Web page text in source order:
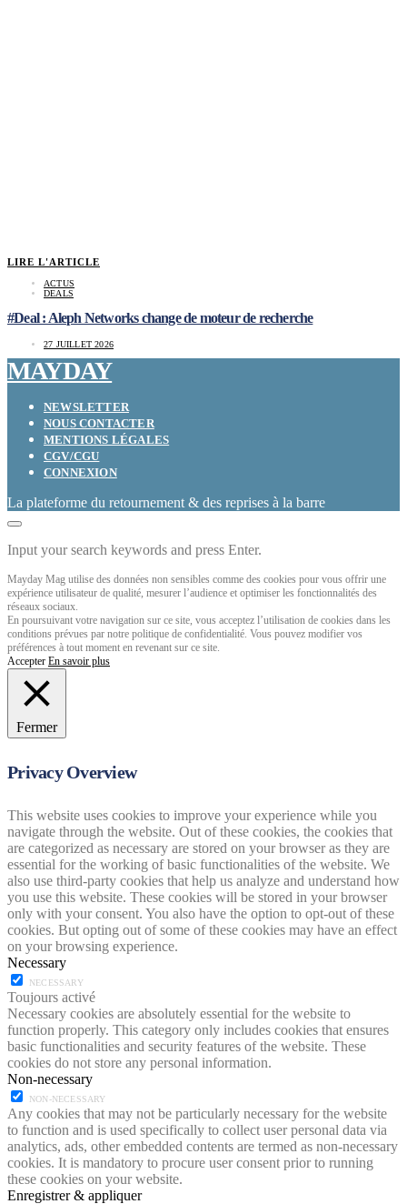
LIRE L'ARTICLE
ACTUS
DEALS
#Deal : Aleph Networks change de moteur de recherche
27 JUILLET 2026
MAYDAY
NEWSLETTER
NOUS CONTACTER
MENTIONS LÉGALES
CGV/CGU
CONNEXION
La plateforme du retournement & des reprises à la barre
Input your search keywords and press Enter.
Mayday Mag utilise des données non sensibles comme des cookies pour vous offrir une
expérience utilisateur de qualité, mesurer l’audience et optimiser les fonctionnalités des
réseaux sociaux.
En poursuivant votre navigation sur ce site, vous acceptez l’utilisation de cookies dans les
conditions prévues par notre politique de confidentialité. Vous pouvez modifier vos
préférences à tout moment en revenant sur ce site.
Accepter En savoir plus
Fermer
Privacy Overview
This website uses cookies to improve your experience while you
navigate through the website. Out of these cookies, the cookies that
are categorized as necessary are stored on your browser as they are
essential for the working of basic functionalities of the website. We
also use third-party cookies that help us analyze and understand how
you use this website. These cookies will be stored in your browser
only with your consent. You also have the option to opt-out of these
cookies. But opting out of some of these cookies may have an effect
on your browsing experience.
Necessary
NECESSARY
Toujours activé
Necessary cookies are absolutely essential for the website to
function properly. This category only includes cookies that ensures
basic functionalities and security features of the website. These
cookies do not store any personal information.
Non-necessary
NON-NECESSARY
Any cookies that may not be particularly necessary for the website
to function and is used specifically to collect user personal data via
analytics, ads, other embedded contents are termed as non-necessary
cookies. It is mandatory to procure user consent prior to running
these cookies on your website.
Enregistrer & appliquer